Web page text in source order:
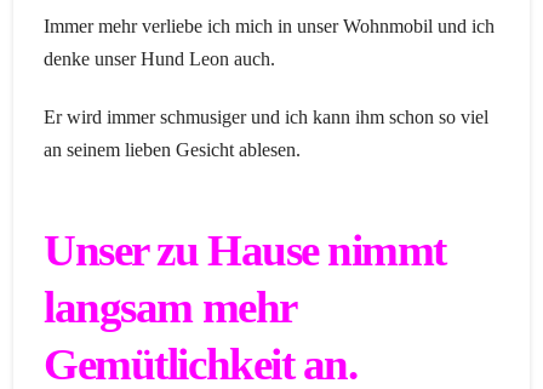
Immer mehr verliebe ich mich in unser Wohnmobil und ich
denke unser Hund Leon auch.
Er wird immer schmusiger und ich kann ihm schon so viel
an seinem lieben Gesicht ablesen.
Unser zu Hause nimmt
langsam mehr
Gemütlichkeit an.